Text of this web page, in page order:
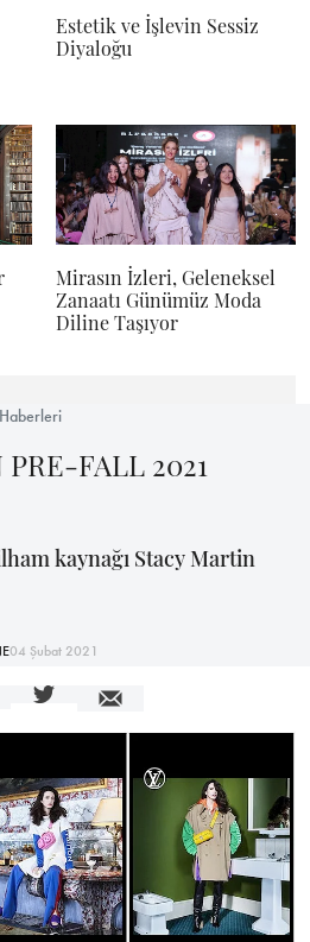
Estetik ve İşlevin Sessiz
Diyaloğu
Mirasın İzleri, Geleneksel
Zanaatı Günümüz Moda
Diline Taşıyor
FALL 2021
kaynağı Stacy Martin
04 Şubat 2021